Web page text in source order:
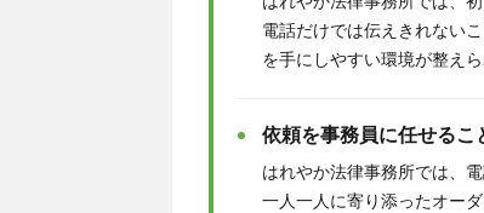
電話だけでは伝えきれない
を手にしやすい環境が整えら
依頼を事務員に任せるこ
はれやか法律事務所では、
一人一人に寄り添ったオー